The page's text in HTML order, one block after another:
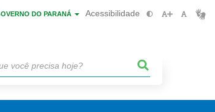
DO PARANÁ Acessibilidade